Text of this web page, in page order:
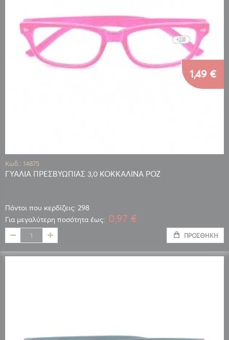
Κωδ.: 14875
ΓΥΑΛΙΑ ΠΡΕΣΒΥΩΠΙΑΣ 3,0 ΚΟΚΚΑΛΙΝΑ ΡΟΖ
Πόντοι που κερδίζεις: 298
1,49 €
Για μεγαλύτερη ποσότητα έως: 0,97 €
ΠΡΟΣΘΉΚΗ